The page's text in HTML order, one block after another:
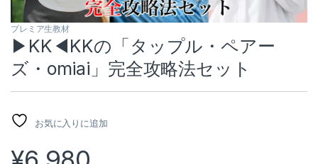
プレミア生教材
▶︎KK◀︎KKの「タップル・ペアー
ズ・omiai」完全攻略法セット
お気に入りに追加